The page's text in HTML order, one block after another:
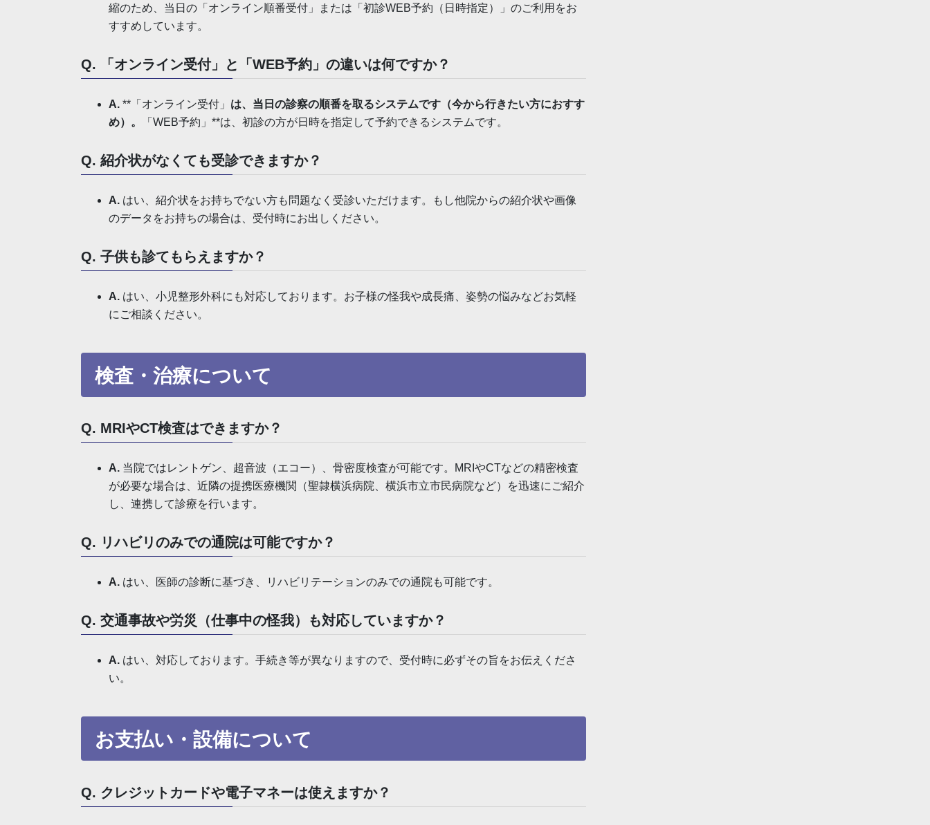
縮のため、当日の「オンライン順番受付」または「初診WEB予約（日時指定）」のご利用をお
すすめしています。
Q. 「オンライン受付」と「WEB予約」の違いは何ですか？
A. **「オンライン受付」 は、当日の診察の順番を取るシステムです（今から行きたい方におすす
め）。
「WEB予約」**は、初診の方が日時を指定して予約できるシステムです。
Q. 紹介状がなくても受診できますか？
A. はい、紹介状をお持ちでない方も問題なく受診いただけます。もし他院からの紹介状や画像
のデータをお持ちの場合は、受付時にお出しください。
Q. 子供も診てもらえますか？
A. はい、小児整形外科にも対応しております。お子様の怪我や成長痛、姿勢の悩みなどお気軽
にご相談ください。
検査・治療について
Q. MRIやCT検査はできますか？
A. 当院ではレントゲン、超音波（エコー）、骨密度検査が可能です。MRIやCTなどの精密検査
が必要な場合は、近隣の提携医療機関（聖隷横浜病院、横浜市立市民病院など）を迅速にご紹介
し、連携して診療を行います。
Q. リハビリのみでの通院は可能ですか？
A. はい、医師の診断に基づき、リハビリテーションのみでの通院も可能です。
Q. 交通事故や労災（仕事中の怪我）も対応していますか？
A. はい、対応しております。手続き等が異なりますので、受付時に必ずその旨をお伝えくださ
い。
お支払い・設備について
Q. クレジットカードや電子マネーは使えますか？